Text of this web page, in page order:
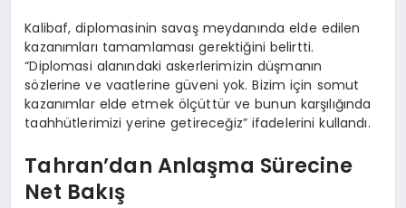
Kalibaf, diplomasinin savaş meydanında elde edilen
kazanımları tamamlaması gerektiğini belirtti.
“Diplomasi alanındaki askerlerimizin düşmanın
sözlerine ve vaatlerine güveni yok. Bizim için somut
kazanımlar elde etmek ölçüttür ve bunun karşılığında
taahhütlerimizi yerine getireceğiz” ifadelerini kullandı.
Tahran’dan Anlaşma Sürecine
Net Bakış